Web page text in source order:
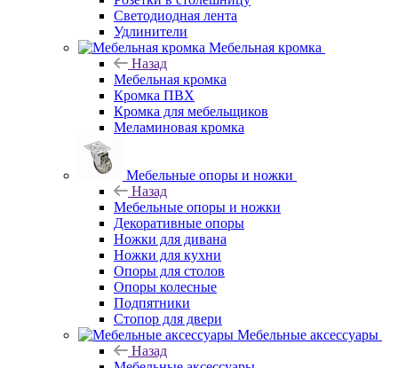
Светодиодная лента
Удлинители
Мебельная кромка
Назад
Мебельная кромка
Кромка ПВХ
Кромка для мебельщиков
Меламиновая кромка
Мебельные опоры и ножки
Назад
Мебельные опоры и ножки
Декоративные опоры
Ножки для дивана
Ножки для кухни
Опоры для столов
Опоры колесные
Подпятники
Стопор для двери
Мебельные аксессуары
Назад